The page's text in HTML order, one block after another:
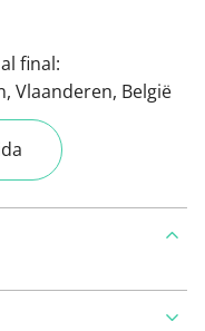
final:
Vlaanderen, België